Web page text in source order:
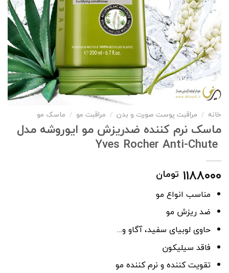
خانه / مراقبت پوست صورت و بدن / مراقبت مو / ماسک مو
ماسک نرم کننده ضدریزش مو ایوروشه مدل
۱۱۸۸۰۰۰ تومان
مناسب انواع مو
ضد ریزش مو
حاوی لوبیای سفید، آگاو و…
فاقد سیلیکون
تقویت کننده و نرم کننده مو